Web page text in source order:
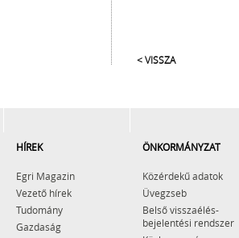
< VISSZA
HÍREK
Egri Magazin
Vezető hírek
Tudomány
Gazdaság
ÖNKORMÁNYZAT
Közérdekű adatok
Üvegzseb
Belső visszaélés-
bejelentési rendszer